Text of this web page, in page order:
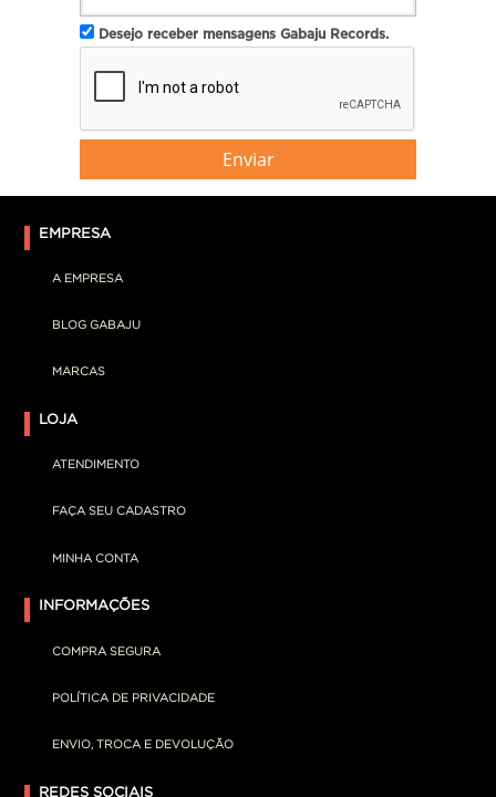
Desejo receber mensagens Gabaju Records.
Enviar
EMPRESA
A EMPRESA
BLOG GABAJU
MARCAS
LOJA
ATENDIMENTO
FAÇA SEU CADASTRO
MINHA CONTA
INFORMAÇÕES
COMPRA SEGURA
POLÍTICA DE PRIVACIDADE
ENVIO, TROCA E DEVOLUÇÃO
REDES SOCIAIS